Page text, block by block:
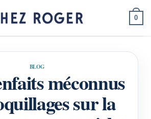
0
BLOG
méconnus
sur la